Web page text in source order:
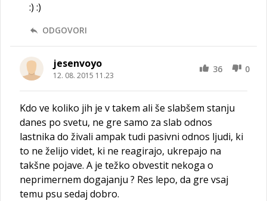
:) :)
ODGOVORI
jesenvoyo
12. 08. 2015 11.23
36 0
Kdo ve koliko jih je v takem ali še slabšem stanju
danes po svetu, ne gre samo za slab odnos
lastnika do živali ampak tudi pasivni odnos ljudi, ki
to ne želijo videt, ki ne reagirajo, ukrepajo na
takšne pojave. A je težko obvestit nekoga o
neprimernem dogajanju ? Res lepo, da gre vsaj
temu psu sedaj dobro.